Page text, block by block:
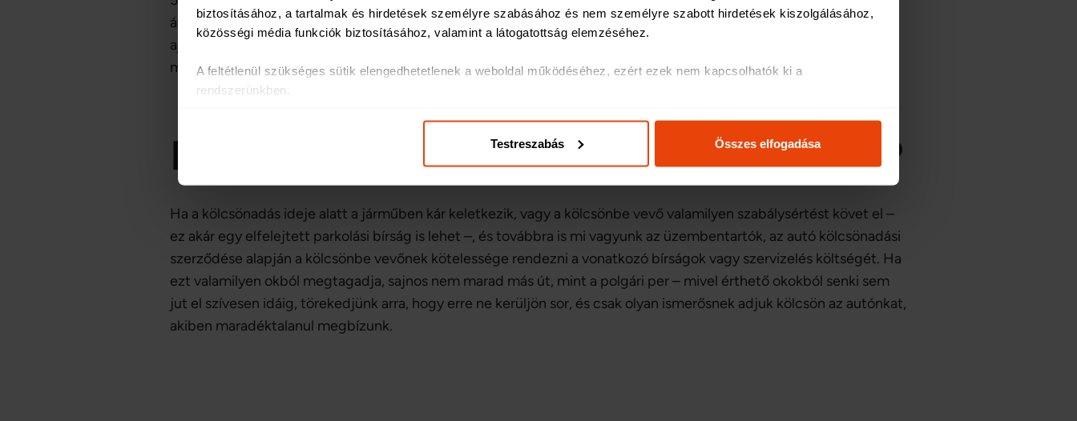
biztosításához, a tartalmak és hirdetések személyre szabásához és nem személyre szabott hirdetések kiszolgálásához,
közösségi média funkciók biztosításához, valamint a látogatottság elemzéséhez.
A feltétlenül szükséges sütik elengedhetetlenek a weboldal működéséhez, ezért ezek nem kapcsolhatók ki a
rendszerünkben.
Sütiket használunk a tartalmak és hirdetések személyre szabásához, közösségi funkciók biztosításához, valamint
weboldalforgalmunk elemzéséhez. Ezenkívül közösségi média-, hirdető- és elemező partnereinkkel megosztjuk az Ön
weboldalhasználatra vonatkozó adatait, akik kombinálhatják az adatokat más olyan adatokkal, amelyeket Ön adott meg
számukra vagy az Ön által használt más szolgáltatásokból gyűjtöttek.
Testreszabás Összes elfogadása
átruházása adminisztrációval és gyakran anyagi kiadással jár, hosszabb időtartamú kölcsönadás esetén feltétlenül
ajánlott élni ezzel a lehetőséggel, hiszen így egy esetleges károkozásért vagy szabálysértésért nem vonhatnak
minket felelősségre.
Mi történik, ha a kölcsönbe vevő kárt okoz?
Ha a kölcsönadás ideje alatt a járműben kár keletkezik, vagy a kölcsönbe vevő valamilyen szabálysértést követ el –
ez akár egy elfelejtett parkolási bírság is lehet –, és továbbra is mi vagyunk az üzembentartók, az autó kölcsönadási
szerződése alapján a kölcsönbe vevőnek kötelessége rendezni a vonatkozó bírságok vagy szervizelés költségét. Ha
ezt valamilyen okból megtagadja, sajnos nem marad más út, mint a polgári per – mivel érthető okokból senki sem
jut el szívesen idáig, törekedjünk arra, hogy erre ne kerüljön sor, és csak olyan ismerősnek adjuk kölcsön az autónkat,
akiben maradéktalanul megbízunk.